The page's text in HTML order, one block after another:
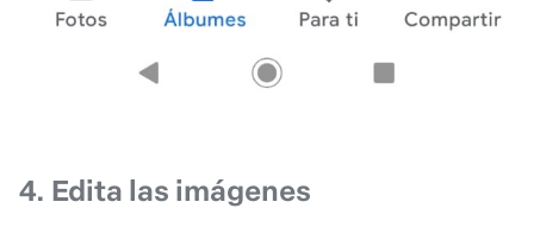
4. Edita las imágenes